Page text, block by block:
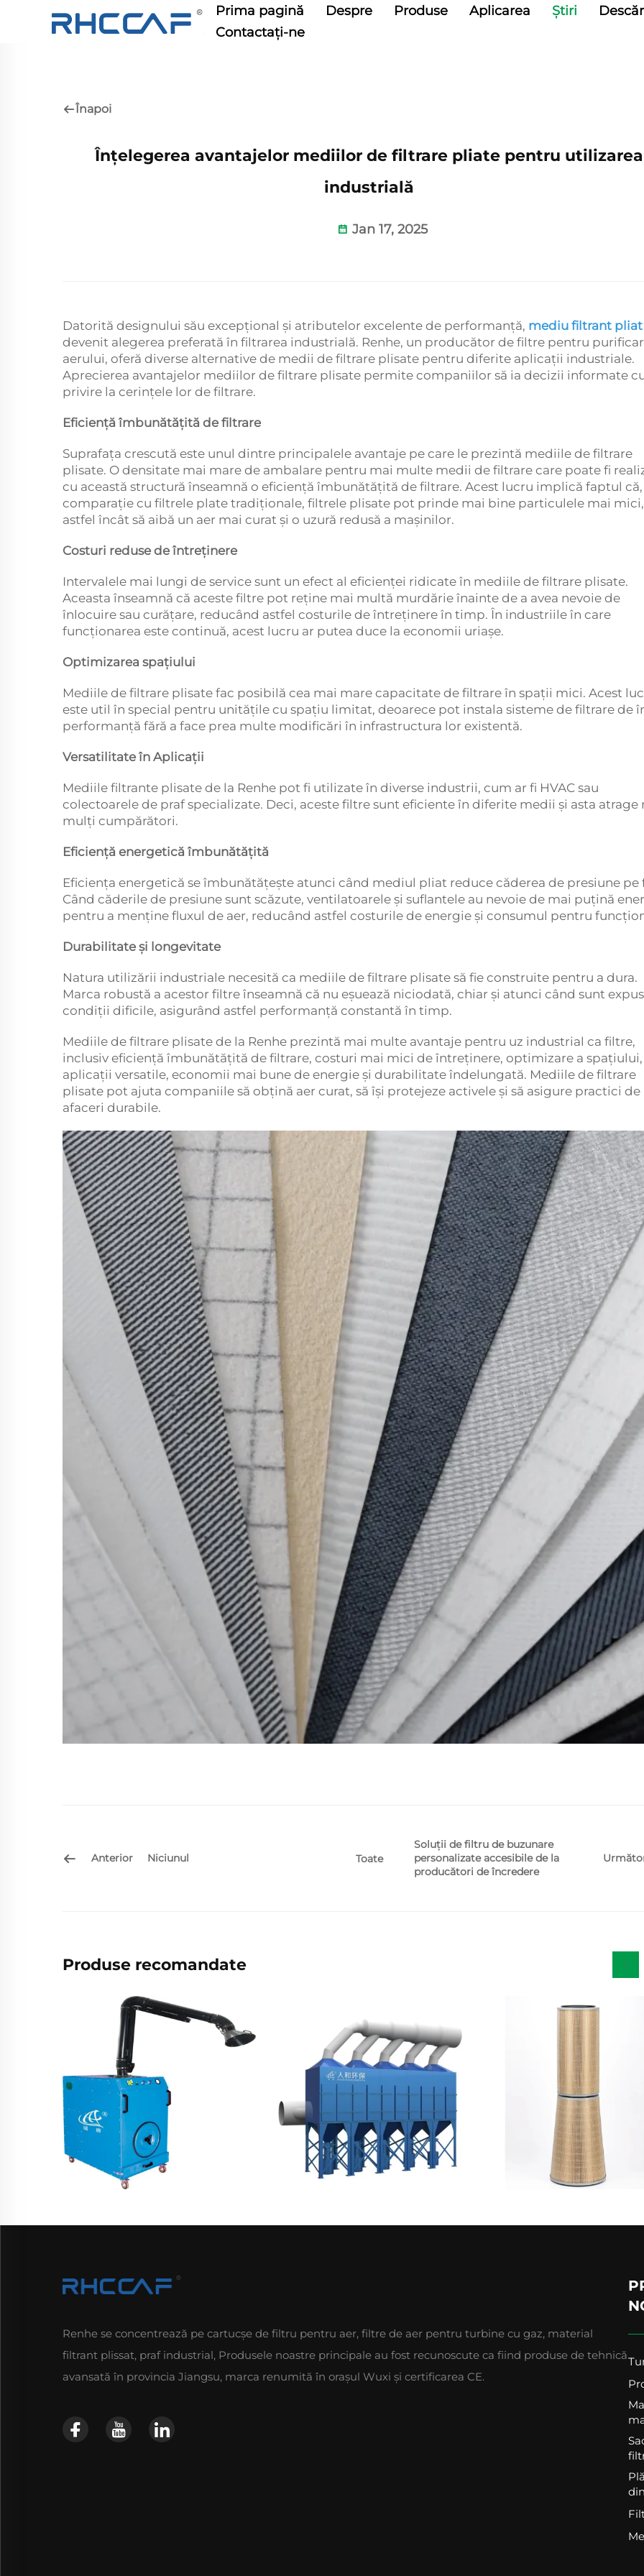
Prima pagină Despre Produse Aplicarea Știri
Contactați-ne
Înapoi
Înțelegerea avantajelor mediilor de filtrare pliate pentru utilizarea
industrială
Jan 17, 2025
Datorită designului său excepțional și atributelor excelente de performanță, mediu filtrant
devenit alegerea preferată în filtrarea industrială. Renhe, un producător de filtre pentru
aerului, oferă diverse alternative de medii de filtrare plisate pentru diferite aplicații industriale.
Aprecierea avantajelor mediilor de filtrare plisate permite companiilor să ia decizii informate
privire la cerințele lor de filtrare.
Eficiență îmbunătățită de filtrare
Suprafața crescută este unul dintre principalele avantaje pe care le prezintă mediile de filtrare
plisate. O densitate mai mare de ambalare pentru mai multe medii de filtrare care poate fi
cu această structură înseamnă o eficiență îmbunătățită de filtrare. Acest lucru implică faptul
comparație cu filtrele plate tradiționale, filtrele plisate pot prinde mai bine particulele mai mici,
astfel încât să aibă un aer mai curat și o uzură redusă a mașinilor.
Costuri reduse de întreținere
Intervalele mai lungi de service sunt un efect al eficienței ridicate în mediile de filtrare plisate.
Aceasta înseamnă că aceste filtre pot reține mai multă murdărie înainte de a avea nevoie de
înlocuire sau curățare, reducând astfel costurile de întreținere în timp. În industriile în care
funcționarea este continuă, acest lucru ar putea duce la economii uriașe.
Optimizarea spațiului
Mediile de filtrare plisate fac posibilă cea mai mare capacitate de filtrare în spații mici. Acest
este util în special pentru unitățile cu spațiu limitat, deoarece pot instala sisteme de filtrare de
performanță fără a face prea multe modificări în infrastructura lor existentă.
Versatilitate în Aplicații
Mediile filtrante plisate de la Renhe pot fi utilizate în diverse industrii, cum ar fi HVAC sau
colectoarele de praf specializate. Deci, aceste filtre sunt eficiente în diferite medii și asta atrage
mulți cumpărători.
Eficiență energetică îmbunătățită
Eficiența energetică se îmbunătățește atunci când mediul pliat reduce căderea de presiune pe
Când căderile de presiune sunt scăzute, ventilatoarele și suflantele au nevoie de mai puțină
pentru a menține fluxul de aer, reducând astfel costurile de energie și consumul pentru
Durabilitate și longevitate
Natura utilizării industriale necesită ca mediile de filtrare plisate să fie construite pentru a dura.
Marca robustă a acestor filtre înseamnă că nu eșuează niciodată, chiar și atunci când sunt
condiții dificile, asigurând astfel performanță constantă în timp.
Mediile de filtrare plisate de la Renhe prezintă mai multe avantaje pentru uz industrial ca filtre,
inclusiv eficiență îmbunătățită de filtrare, costuri mai mici de întreținere, optimizare a spațiului,
aplicații versatile, economii mai bune de energie și durabilitate îndelungată. Mediile de filtrare
plisate pot ajuta companiile să obțină aer curat, să își protejeze activele și să asigure practici de
afaceri durabile.
Anterior Niciunul Toate
Soluții de filtru de buzunare
personalizate accesibile de la
producători de încredere
Produse recomandate
Renhe se concentrează pe cartucşe de filtru pentru aer, filtre de aer pentru turbine cu gaz, material
filtrant plissat, praf industrial, Produsele noastre principale au fost recunoscute ca fiind produse de tehnică
avansată în provincia Jiangsu, marca renumită în oraşul Wuxi şi certificarea CE.